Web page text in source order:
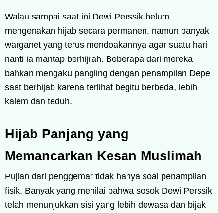
Walau sampai saat ini Dewi Perssik belum
mengenakan hijab secara permanen, namun banyak
warganet yang terus mendoakannya agar suatu hari
nanti ia mantap berhijrah. Beberapa dari mereka
bahkan mengaku pangling dengan penampilan Depe
saat berhijab karena terlihat begitu berbeda, lebih
kalem dan teduh.
Hijab Panjang yang
Memancarkan Kesan Muslimah
Pujian dari penggemar tidak hanya soal penampilan
fisik. Banyak yang menilai bahwa sosok Dewi Perssik
telah menunjukkan sisi yang lebih dewasa dan bijak